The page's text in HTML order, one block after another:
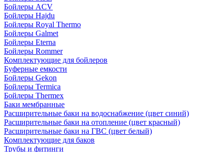
Бойлеры ACV
Бойлеры Hajdu
Бойлеры Royal Thermo
Бойлеры Galmet
Бойлеры Eterna
Бойлеры Rommer
Комплектующие для бойлеров
Буферные емкости
Бойлеры Gekon
Бойлеры Termica
Бойлеры Thermex
Баки мембранные
Расширительные баки на водоснабжение (цвет синий)
Расширительные баки на отопление (цвет красный)
Расширительные баки на ГВС (цвет белый)
Комплектующие для баков
Трубы и фитинги